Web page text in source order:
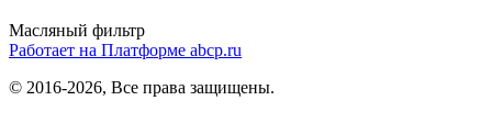
Масляный фильтр
Работает на Платформе abcp.ru
© 2016-2026, Все права защищены.